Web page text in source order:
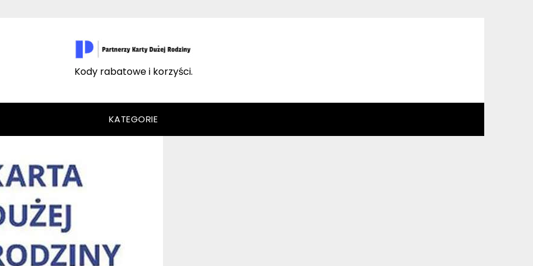
Kody rabatowe i korzyści.
KATEGORIE